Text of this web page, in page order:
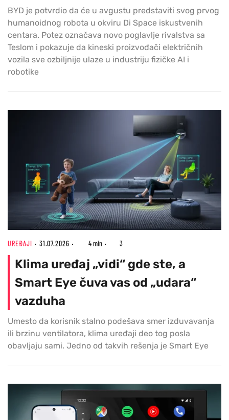
BYD je potvrdio da će u avgustu predstaviti svog prvog
humanoidnog robota u okviru Di Space iskustvenih
centara. Potez označava novo poglavlje rivalstva sa
Teslom i pokazuje da kineski proizvođači električnih
vozila sve ozbiljnije ulaze u industriju fizičke AI i
robotike
UREĐAJI 31.07.2026 4 min 3
Klima uređaj „vidi“ gde ste, a
Smart Eye čuva vas od „udara“
vazduha
Umesto da korisnik stalno podešava smer izduvavanja
ili brzinu ventilatora, klima uređaji deo tog posla
obavljaju sami. Jedno od takvih rešenja je Smart Eye